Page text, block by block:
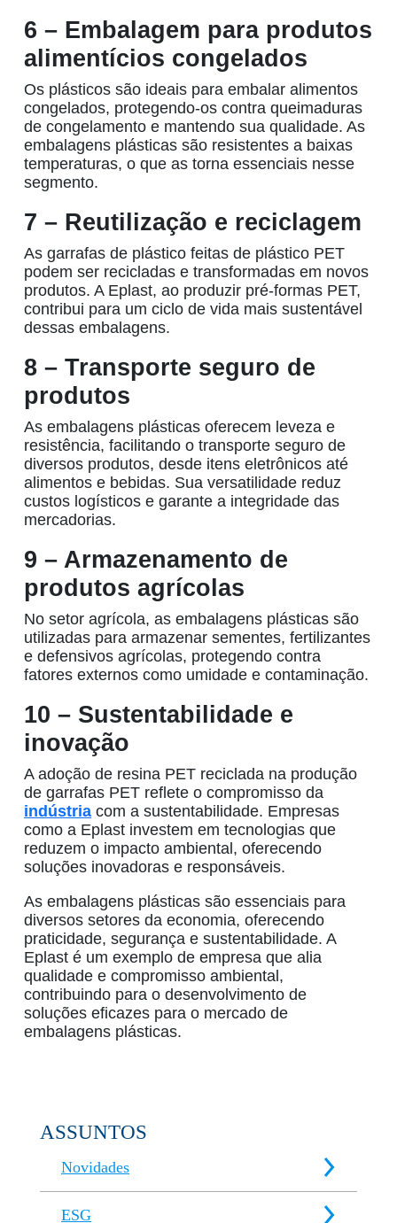
6 – Embalagem para produtos
alimentícios congelados
Os plásticos são ideais para embalar alimentos
congelados, protegendo-os contra queimaduras
de congelamento e mantendo sua qualidade. As
embalagens plásticas são resistentes a baixas
temperaturas, o que as torna essenciais nesse
segmento.
7 – Reutilização e reciclagem
As garrafas de plástico feitas de plástico PET
podem ser recicladas e transformadas em novos
produtos. A Eplast, ao produzir pré-formas PET,
contribui para um ciclo de vida mais sustentável
dessas embalagens.
8 – Transporte seguro de
produtos
As embalagens plásticas oferecem leveza e
resistência, facilitando o transporte seguro de
diversos produtos, desde itens eletrônicos até
alimentos e bebidas. Sua versatilidade reduz
custos logísticos e garante a integridade das
mercadorias.
9 – Armazenamento de
produtos agrícolas
No setor agrícola, as embalagens plásticas são
utilizadas para armazenar sementes, fertilizantes
e defensivos agrícolas, protegendo contra
fatores externos como umidade e contaminação.
10 – Sustentabilidade e
inovação
A adoção de resina PET reciclada na produção
de garrafas PET reflete o compromisso da
indústria com a sustentabilidade. Empresas
como a Eplast investem em tecnologias que
reduzem o impacto ambiental, oferecendo
soluções inovadoras e responsáveis.
As embalagens plásticas são essenciais para
diversos setores da economia, oferecendo
praticidade, segurança e sustentabilidade. A
Eplast é um exemplo de empresa que alia
qualidade e compromisso ambiental,
contribuindo para o desenvolvimento de
soluções eficazes para o mercado de
embalagens plásticas.
ASSUNTOS
Novidades
ESG